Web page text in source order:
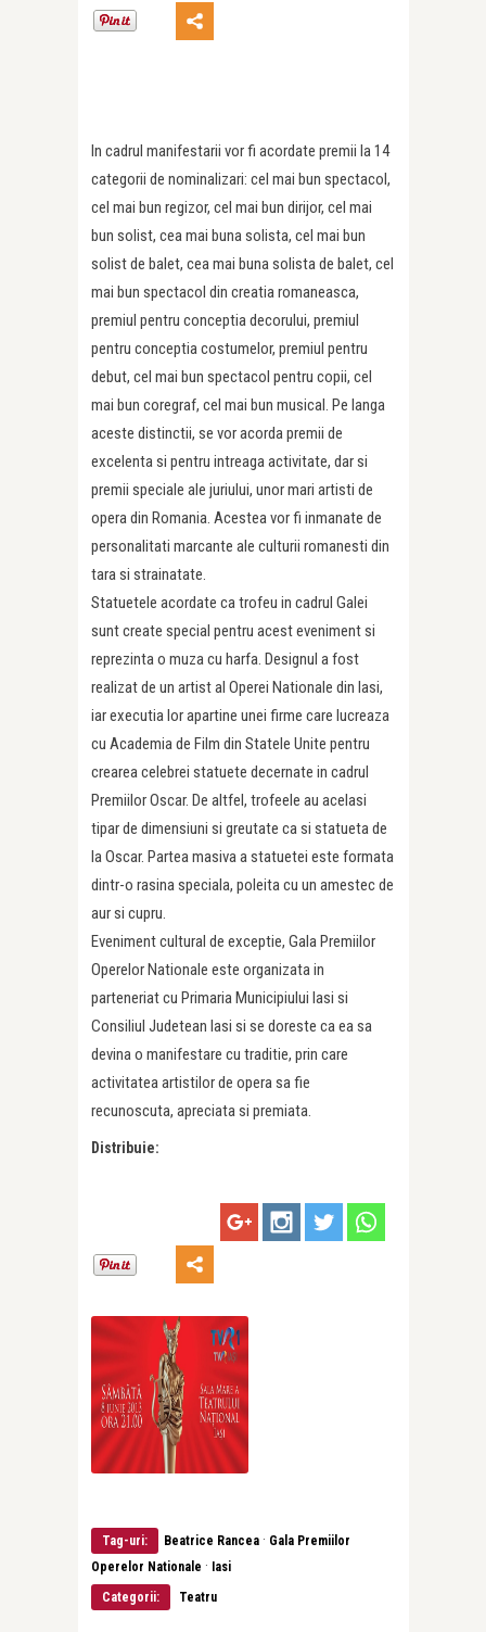
In cadrul manifestarii vor fi acordate premii la 14
categorii de nominalizari: cel mai bun spectacol,
cel mai bun regizor, cel mai bun dirijor, cel mai
bun solist, cea mai buna solista, cel mai bun
solist de balet, cea mai buna solista de balet, cel
mai bun spectacol din creatia romaneasca,
premiul pentru conceptia decorului, premiul
pentru conceptia costumelor, premiul pentru
debut, cel mai bun spectacol pentru copii, cel
mai bun coregraf, cel mai bun musical. Pe langa
aceste distinctii, se vor acorda premii de
excelenta si pentru intreaga activitate, dar si
premii speciale ale juriului, unor mari artisti de
opera din Romania. Acestea vor fi inmanate de
personalitati marcante ale culturii romanesti din
tara si strainatate.
Statuetele acordate ca trofeu in cadrul Galei
sunt create special pentru acest eveniment si
reprezinta o muza cu harfa. Designul a fost
realizat de un artist al Operei Nationale din Iasi,
iar executia lor apartine unei firme care lucreaza
cu Academia de Film din Statele Unite pentru
crearea celebrei statuete decernate in cadrul
Premiilor Oscar. De altfel, trofeele au acelasi
tipar de dimensiuni si greutate ca si statueta de
la Oscar. Partea masiva a statuetei este formata
dintr-o rasina speciala, poleita cu un amestec de
aur si cupru.
Eveniment cultural de exceptie, Gala Premiilor
Operelor Nationale este organizata in
parteneriat cu Primaria Municipiului Iasi si
Consiliul Judetean Iasi si se doreste ca ea sa
devina o manifestare cu traditie, prin care
activitatea artistilor de opera sa fie
recunoscuta, apreciata si premiata.
Distribuie:
Tag-uri: Beatrice Rancea · Gala Premiilor
Operelor Nationale · Iasi
Categorii:
Teatru